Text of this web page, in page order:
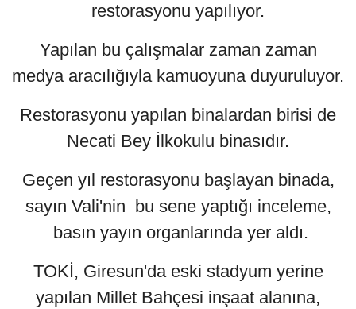
restorasyonu yapılıyor.
Yapılan bu çalışmalar zaman zaman
medya aracılığıyla kamuoyuna duyuruluyor.
Restorasyonu yapılan binalardan birisi de
Necati Bey İlkokulu binasıdır.
Geçen yıl restorasyonu başlayan binada,
sayın Vali'nin bu sene yaptığı inceleme,
basın yayın organlarında yer aldı.
TOKİ, Giresun'da eski stadyum yerine
yapılan Millet Bahçesi inşaat alanına,